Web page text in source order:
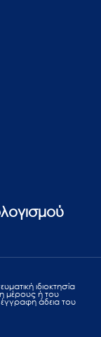
ιδιοκτησία
μέρους ή του
άδεια του